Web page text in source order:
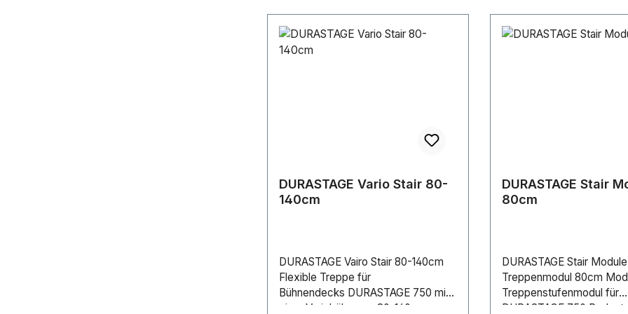
385-400mm(Drehfüße)-
910mm- Tiefe 283mm
DURASTAGE Vario Stair 80-
140cm
DURASTAGE Vairo Stair 80-140cm
Flexible Treppe für
Bühnendecks DURASTAGE 750 mit
einer Variohöhe von 80-140cm.
DURASTAGE Stair
80cm
DURASTAGE Stair
Treppenmodul 80cm
Treppenstufenmodul für
DURASTAGE 750